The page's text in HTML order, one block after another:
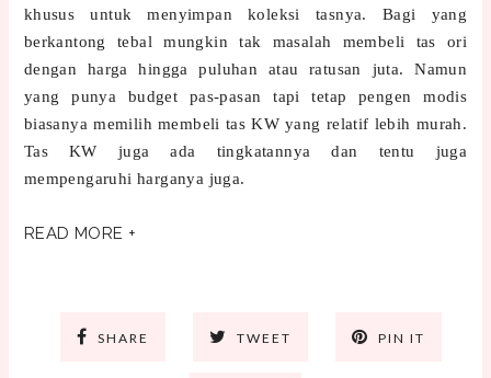
khusus untuk menyimpan koleksi tasnya. Bagi yang
berkantong tebal mungkin tak masalah membeli tas ori
dengan harga hingga puluhan atau ratusan juta. Namun
yang punya budget pas-pasan tapi tetap pengen modis
biasanya memilih membeli tas KW yang relatif lebih murah.
Tas KW juga ada tingkatannya dan tentu juga
mempengaruhi harganya juga.
READ MORE +
SHARE TWEET PIN IT